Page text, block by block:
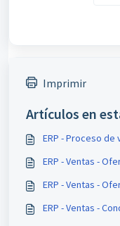
Imprimir
Artículos en
ERP - Proceso de
ERP - Ventas -
ERP - Ventas -
ERP - Ventas -